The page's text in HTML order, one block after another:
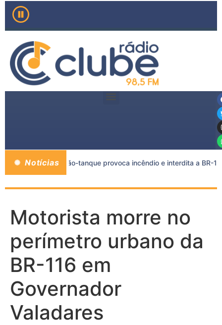
Notícias
carreta e caminhão-tanque provoca incêndio e interdita a BR-116
Motorista morre no
perímetro urbano da
BR-116 em
Governador
Valadares